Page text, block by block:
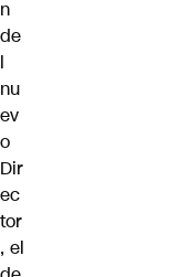
n
de
l
nu
ev
o
Dir
ec
tor
, el